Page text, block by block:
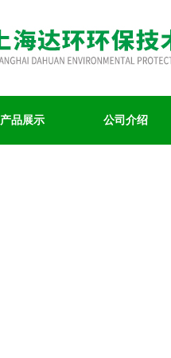
产品展示 公司介绍